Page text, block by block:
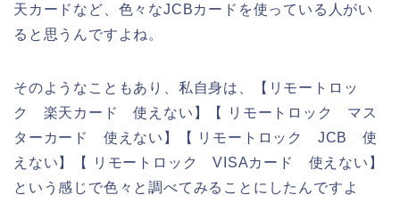
天カードなど、色々なJCBカードを使っている人がい
ると思うんですよね。
そのようなこともあり、私自身は、【リモートロッ
ク 楽天カード 使えない】【 リモートロック マス
ターカード 使えない】【 リモートロック JCB 使
えない】【 リモートロック VISAカード 使えない】
という感じで色々と調べてみることにしたんですよ